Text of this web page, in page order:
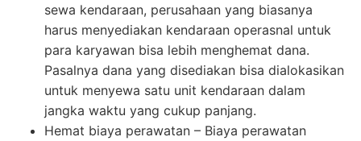
sewa kendaraan, perusahaan yang biasanya
harus menyediakan kendaraan operasnal untuk
para karyawan bisa lebih menghemat dana.
Pasalnya dana yang disediakan bisa dialokasikan
untuk menyewa satu unit kendaraan dalam
jangka waktu yang cukup panjang.
Hemat biaya perawatan – Biaya perawatan